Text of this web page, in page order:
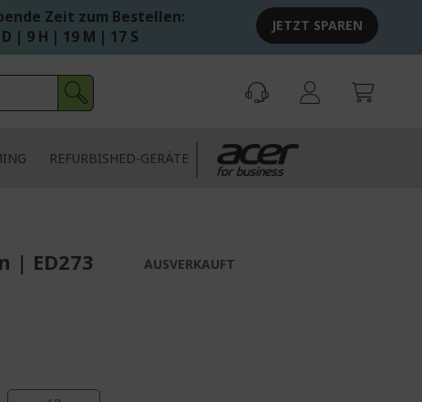
Zeit zum Bestellen:
D | 9 H | 19 M | 16 S
JETZT SPAREN
REFURBISHED-GERÄTE
| ED273
AUSVERKAUFT